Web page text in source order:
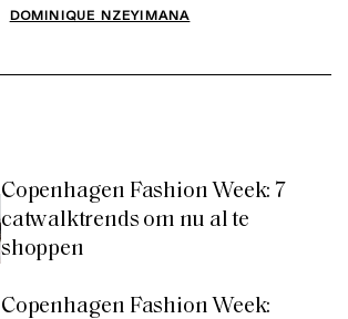
DOMINIQUE NZEYIMANA
Copenhagen Fashion Week: 7
catwalktrends om nu al te
shoppen
Copenhagen Fashion Week: